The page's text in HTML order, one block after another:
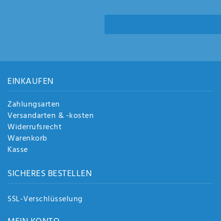
EINKAUFEN
Zahlungsarten
Versandarten & -kosten
Widerrufsrecht
Warenkorb
Kasse
SICHERES BESTELLEN
SSL-Verschlüsselung